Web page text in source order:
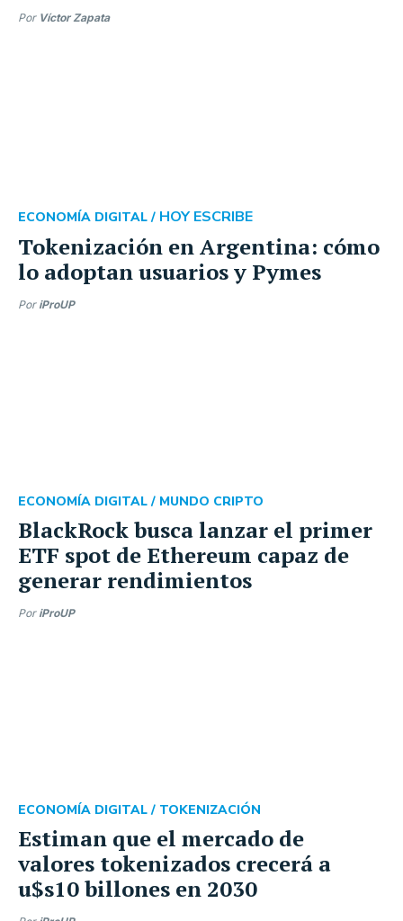
Por Víctor Zapata
Tokenización en Argentina: cómo
lo adoptan usuarios y Pymes
ECONOMÍA DIGITAL / HOY ESCRIBE
Por iProUP
BlackRock busca lanzar el primer
ETF spot de Ethereum capaz de
generar rendimientos
ECONOMÍA DIGITAL / MUNDO CRIPTO
Por iProUP
Estiman que el mercado de
valores tokenizados crecerá a
u$s10 billones en 2030
ECONOMÍA DIGITAL / TOKENIZACIÓN